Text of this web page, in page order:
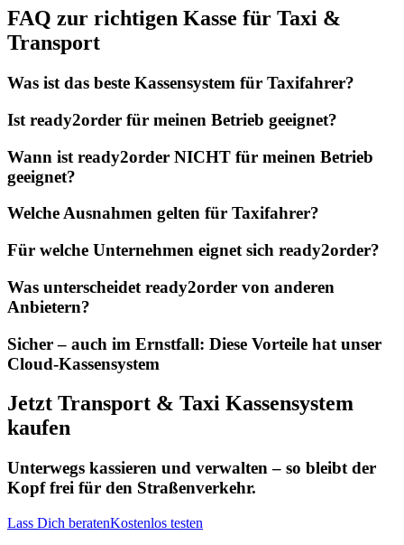
FAQ zur richtigen Kasse für Taxi &
Transport
Was ist das beste Kassensystem für Taxifahrer?
Ist ready2order für meinen Betrieb geeignet?
Wann ist ready2order NICHT für meinen Betrieb
geeignet?
Welche Ausnahmen gelten für Taxifahrer?
Für welche Unternehmen eignet sich ready2order?
Was unterscheidet ready2order von anderen
Anbietern?
Sicher – auch im Ernstfall: Diese Vorteile hat unser
Cloud-Kassensystem
Jetzt Transport & Taxi Kassensystem
kaufen
Unterwegs kassieren und verwalten – so bleibt der
Kopf frei für den Straßenverkehr.
Lass Dich beratenKostenlos testen